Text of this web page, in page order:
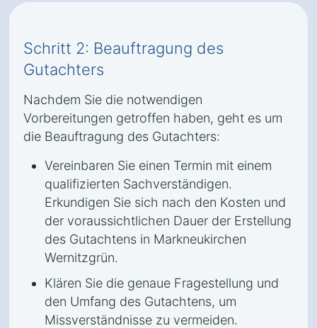
Schritt 2: Beauftragung des
Gutachters
Nachdem Sie die notwendigen
Vorbereitungen getroffen haben, geht es um
die Beauftragung des Gutachters:
Vereinbaren Sie einen Termin mit einem
qualifizierten Sachverständigen.
Erkundigen Sie sich nach den Kosten und
der voraussichtlichen Dauer der Erstellung
des Gutachtens in Markneukirchen
Wernitzgrün.
Klären Sie die genaue Fragestellung und
den Umfang des Gutachtens, um
Missverständnisse zu vermeiden.